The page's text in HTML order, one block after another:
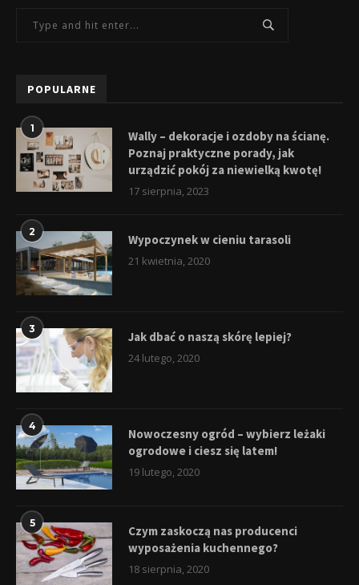
POPULARNE
1
Wally – dekoracje i ozdoby na ścianę.
Poznaj praktyczne porady, jak
urządzić pokój za niewielką kwotę!
17 sierpnia, 2023
2
Wypoczynek w cieniu tarasoli
21 kwietnia, 2020
3
Jak dbać o naszą skórę lepiej?
24 lutego, 2020
4
Nowoczesny ogród – wybierz leżaki
ogrodowe i ciesz się latem!
19 lutego, 2020
5
Czym zaskoczą nas producenci
wyposażenia kuchennego?
18 sierpnia, 2020